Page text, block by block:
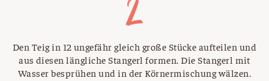
Den Teig in 12 ungefähr gleich große Stücke aufteilen und
aus diesen längliche Stangerl formen. Die Stangerl mit
Wasser besprühen und in der Körnermischung wälzen.